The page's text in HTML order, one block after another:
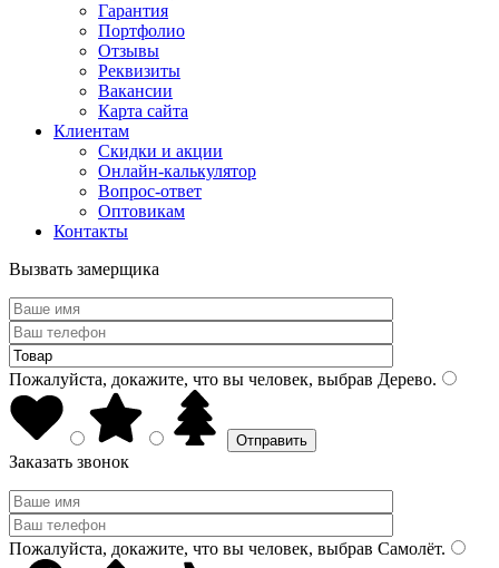
Гарантия
Портфолио
Отзывы
Реквизиты
Вакансии
Карта сайта
Клиентам
Скидки и акции
Онлайн-калькулятор
Вопрос-ответ
Оптовикам
Контакты
Вызвать замерщика
Пожалуйста, докажите, что вы человек, выбрав Дерево.
Заказать звонок
Пожалуйста, докажите, что вы человек, выбрав Самолёт.